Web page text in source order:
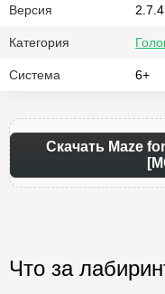
Версия 2.7.4
Категория
Система 6+
Скачать Maze
Что за